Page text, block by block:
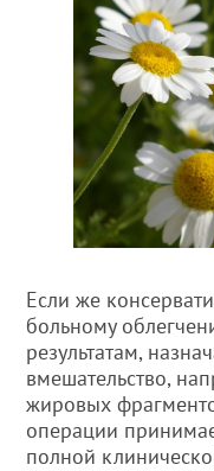
Если же
больному
результатам,
вмешательство,
жировых
операции
полной